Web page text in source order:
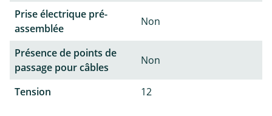
Prise électrique pré-
assemblée
Non
Présence de points de
passage pour câbles
Non
Tension 12